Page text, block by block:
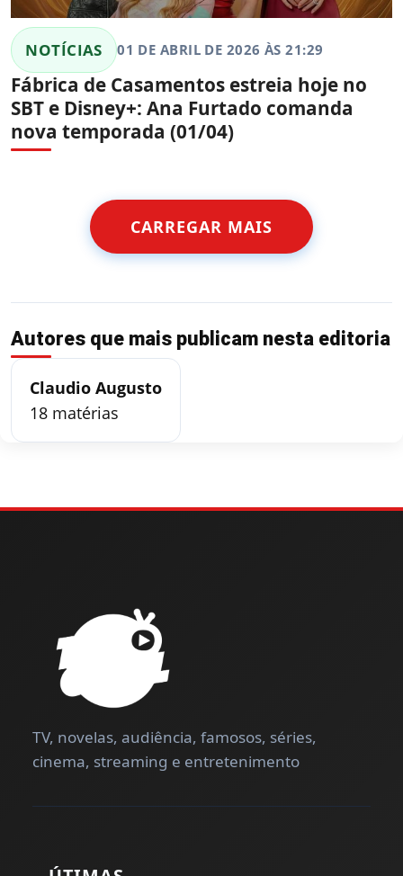
NOTÍCIAS 01 DE ABRIL DE 2026 ÀS 21:29
Fábrica de Casamentos estreia hoje no
SBT e Disney+: Ana Furtado comanda
nova temporada (01/04)
CARREGAR MAIS
Autores que mais publicam nesta editoria
Claudio Augusto
18 matérias
TV, novelas, audiência, famosos, séries,
cinema, streaming e entretenimento